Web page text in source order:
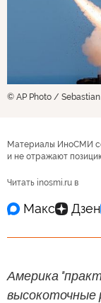
© AP Photo /
Материалы ИноСМИ
и не отражают
Читать inosmi.ru в
Америка
высокоточные